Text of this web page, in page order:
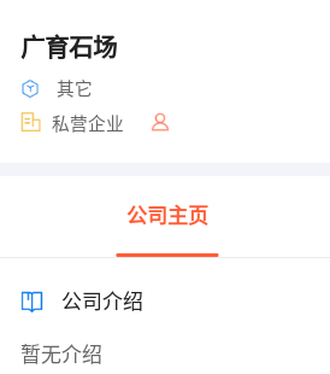
广育石场
其它
私营企业
公司主页
公司介绍
暂无介绍